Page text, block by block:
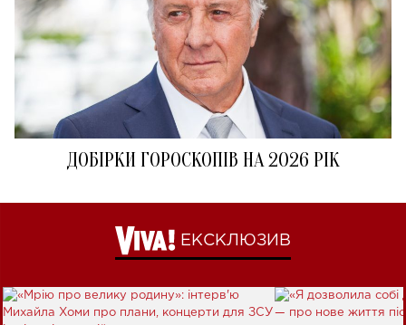
ДОБІРКИ ГОРОСКОПІВ НА 2026 РІК
ЕКСКЛЮЗИВ